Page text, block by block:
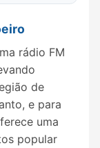
rádio FM
de
e para
uma
popular